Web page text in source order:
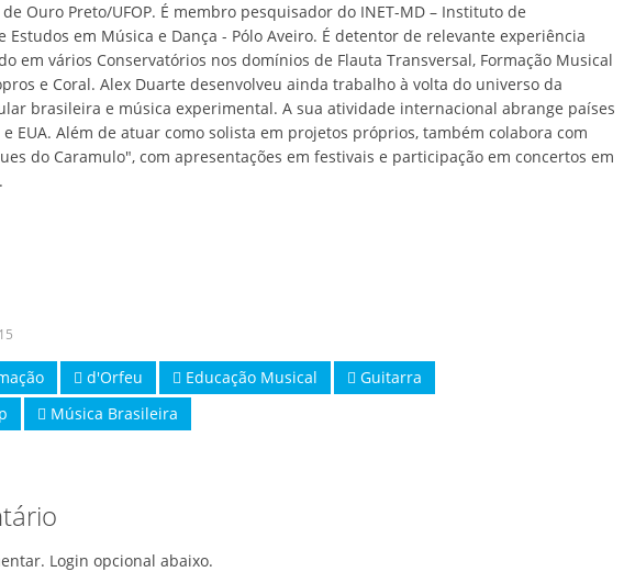
Ouro Preto/UFOP. É membro pesquisador do INET-MD – Instituto de
Estudos em Música e Dança - Pólo Aveiro. É detentor de relevante experiência
em vários Conservatórios nos domínios de Flauta Transversal, Formação Musical
e Coral. Alex Duarte desenvolveu ainda trabalho à volta do universo da
brasileira e música experimental. A sua atividade internacional abrange países
EUA. Além de atuar como solista em projetos próprios, também colabora com
do Caramulo", com apresentações em festivais e participação em concertos em
d'Orfeu Educação Musical
Guitarra
Música Brasileira
Login opcional abaixo.